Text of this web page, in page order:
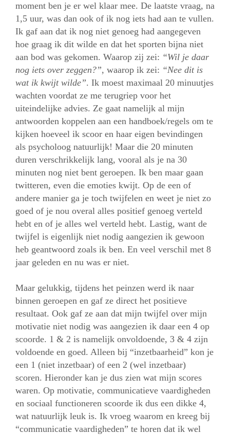
moment ben je er wel klaar mee. De laatste vraag, na
1,5 uur, was dan ook of ik nog iets had aan te vullen.
Ik gaf aan dat ik nog niet genoeg had aangegeven
hoe graag ik dit wilde en dat het sporten bijna niet
aan bod was gekomen. Waarop zij zei: “Wil je daar
nog iets over zeggen?”, waarop ik zei: “Nee dit is
wat ik kwijt wilde”. Ik moest maximaal 20 minuutjes
wachten voordat ze me terugriep voor het
uiteindelijke advies. Ze gaat namelijk al mijn
antwoorden koppelen aan een handboek/regels om te
kijken hoeveel ik scoor en haar eigen bevindingen
als psycholoog natuurlijk! Maar die 20 minuten
duren verschrikkelijk lang, vooral als je na 30
minuten nog niet bent geroepen. Ik ben maar gaan
twitteren, even die emoties kwijt. Op de een of
andere manier ga je toch twijfelen en weet je niet zo
goed of je nou overal alles positief genoeg verteld
hebt en of je alles wel verteld hebt. Lastig, want de
twijfel is eigenlijk niet nodig aangezien ik gewoon
heb geantwoord zoals ik ben. En veel verschil met 8
jaar geleden en nu was er niet.
Maar gelukkig, tijdens het peinzen werd ik naar
binnen geroepen en gaf ze direct het positieve
resultaat. Ook gaf ze aan dat mijn twijfel over mijn
motivatie niet nodig was aangezien ik daar een 4 op
scoorde. 1 & 2 is namelijk onvoldoende, 3 & 4 zijn
voldoende en goed. Alleen bij “inzetbaarheid” kon je
een 1 (niet inzetbaar) of een 2 (wel inzetbaar)
scoren. Hieronder kan je dus zien wat mijn scores
waren. Op motivatie, communicatieve vaardigheden
en sociaal functioneren scoorde ik dus een dikke 4,
wat natuurlijk leuk is. Ik vroeg waarom en kreeg bij
“communicatie vaardigheden” te horen dat ik wel